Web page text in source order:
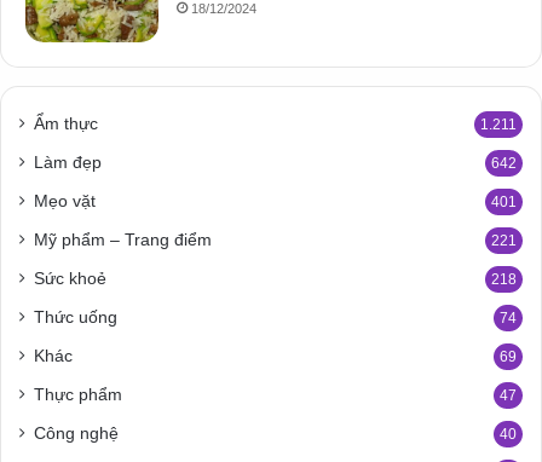
18/12/2024
Ẩm thực 1.211
Làm đẹp 642
Mẹo vặt 401
Mỹ phẩm – Trang điểm 221
Sức khoẻ 218
Thức uống 74
Khác 69
Thực phẩm 47
Công nghệ 40